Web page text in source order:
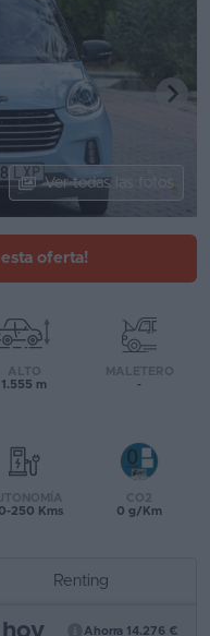
Ver todas las fotos
oferta!
ALTO
1.555 m
MALETERO
-
250 Kms
CO2
0 g/Km
Renting
Ahorra 14.276 €